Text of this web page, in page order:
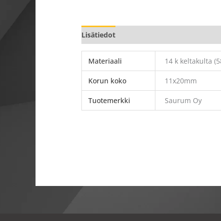
Lisätiedot
Materiaali 14 k keltakulta
Korun koko 11x20mm
Tuotemerkki Saurum Oy